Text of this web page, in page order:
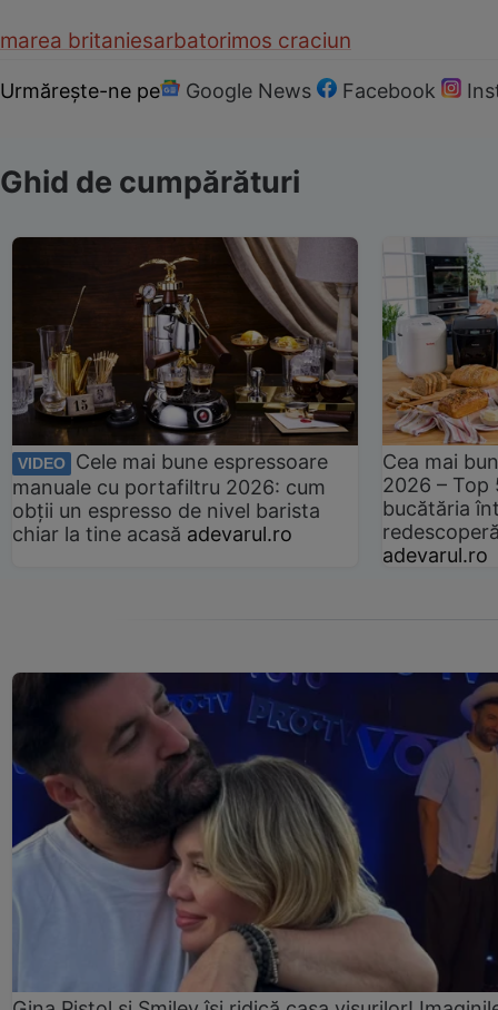
marea britaniesarbatorimos craciun
Urmărește-ne pe Google News Facebook
Ghid de cumpărături
VIDEO
Cele mai bune espressoare
manuale cu portafiltru 2026: cum
obții un espresso de nivel barista
chiar la tine acasă adevarul.ro
Cea mai
2026 –
bucătăria
adevarul.ro